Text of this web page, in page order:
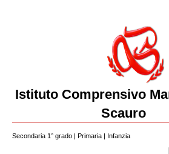
Istituto Comprensivo
Scauro
Secondaria 1° grado | Primaria | Infanzia